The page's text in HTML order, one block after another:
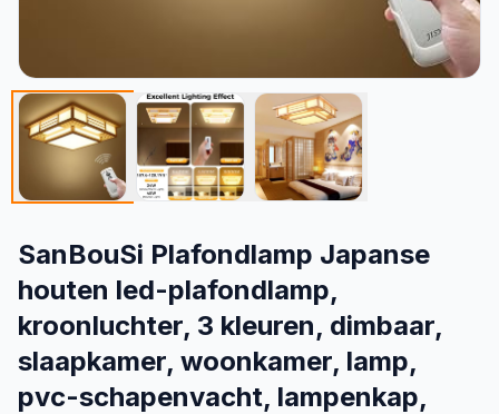
SanBouSi Plafondlamp Japanse
houten led-plafondlamp,
kroonluchter, 3 kleuren, dimbaar,
slaapkamer, woonkamer, lamp,
pvc-schapenvacht, lampenkap,